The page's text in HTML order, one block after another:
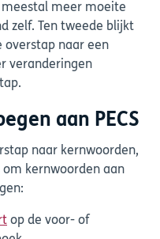
meer moeite
zelf. Ten tweede blijkt
overstap naar een
veranderingen
aan PECS
naar kernwoorden,
kernwoorden aan
op de voor- of